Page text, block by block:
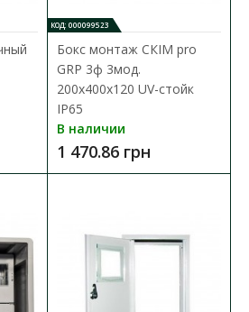
- предназначеный для учета и
Распределительны..
КОД: 000099523
Бокс монтаж СКІМ pro
GRP 3ф 3мод.
200х400х120 UV-стойк
IP65
В наличии
1 470.86 грн